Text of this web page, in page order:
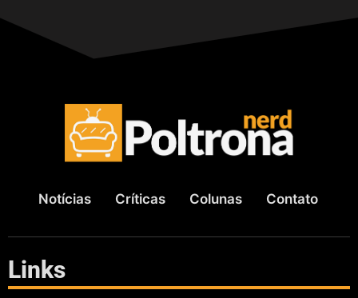
Notícias Críticas Colunas Contato
Links